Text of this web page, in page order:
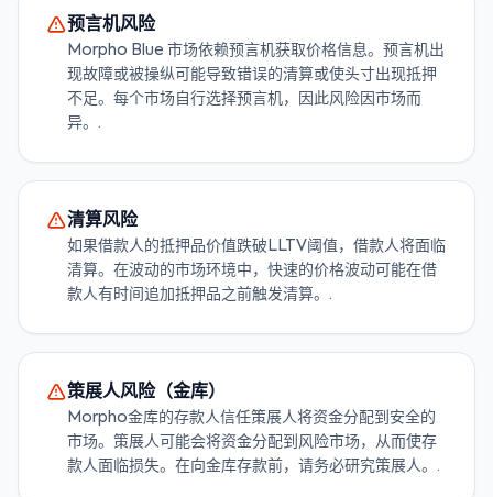
预言机风险
Morpho Blue 市场依赖预言机获取价格信息。预言机出
现故障或被操纵可能导致错误的清算或使头寸出现抵押
不足。每个市场自行选择预言机，因此风险因市场而
异。.
清算风险
如果借款人的抵押品价值跌破LLTV阈值，借款人将面临
清算。在波动的市场环境中，快速的价格波动可能在借
款人有时间追加抵押品之前触发清算。.
策展人风险（金库）
Morpho金库的存款人信任策展人将资金分配到安全的
市场。策展人可能会将资金分配到风险市场，从而使存
款人面临损失。在向金库存款前，请务必研究策展人。.